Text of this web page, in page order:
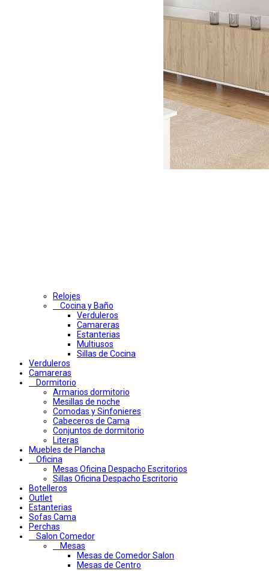
Relojes
Cocina y Baño
Verduleros
Camareras
Estanterias
Multiusos
Sillas de Cocina
Verduleros
Camareras
Dormitorio
Armarios dormitorio
Mesillas de noche
Comodas y Sinfonieres
Cabeceros de Cama
Conjuntos de dormitorio
Literas
Muebles de Plancha
Oficina
Mesas Oficina Despacho Escritorios
Sillas Oficina Despacho Escritorio
Botelleros
Outlet
Estanterias
Sofas Cama
Perchas
Salon Comedor
Mesas
Mesas de Comedor Salon
Mesas de Centro